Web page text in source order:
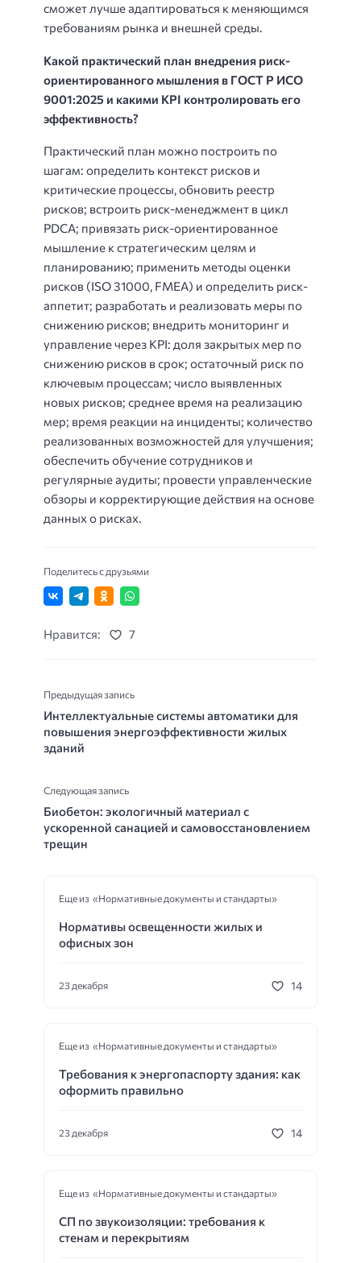
сможет лучше адаптироваться к меняющимся
требованиям рынка и внешней среды.
Какой практический план внедрения риск-
ориентированного мышления в ГОСТ Р ИСО
9001:2025 и какими KPI контролировать его
эффективность?
Практический план можно построить по
шагам: определить контекст рисков и
критические процессы, обновить реестр
рисков; встроить риск-менеджмент в цикл
PDCA; привязать риск-ориентированное
мышление к стратегическим целям и
планированию; применить методы оценки
рисков (ISO 31000, FMEA) и определить риск-
аппетит; разработать и реализовать меры по
снижению рисков; внедрить мониторинг и
управление через KPI: доля закрытых мер по
снижению рисков в срок; остаточный риск по
ключевым процессам; число выявленных
новых рисков; среднее время на реализацию
мер; время реакции на инциденты; количество
реализованных возможностей для улучшения;
обеспечить обучение сотрудников и
регулярные аудиты; провести управленческие
обзоры и корректирующие действия на основе
данных о рисках.
Поделитесь с друзьями
Нравится: 7
Предыдущая запись
Интеллектуальные системы автоматики для
повышения энергоэффективности жилых
зданий
Следующая запись
Биобетон: экологичный материал с
ускоренной санацией и самовосстановлением
трещин
Еще из «Нормативные документы и стандарты»
Нормативы освещенности жилых и
офисных зон
23 декабря 14
Еще из «Нормативные документы и стандарты»
Требования к энергопаспорту здания: как
оформить правильно
23 декабря 14
Еще из «Нормативные документы и стандарты»
СП по звукоизоляции: требования к
стенам и перекрытиям